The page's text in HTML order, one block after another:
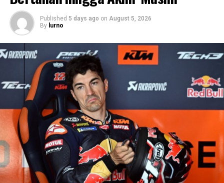
stylish, ringan, dan cerdas untuk kebutuhan mobilitas
harian.
MEDIA OTOMOTIF INDONESIA
TROMOX M05
UP NEXT
Reli Dakar 2026 Etape 2: Daniel Sanders Tegaskan
Dominasi KTM
DON'T MISS
Ducati Panigale V4 Marc Marquez Edition, Superbike
Jalan Raya Rasa MotoGP dengan Harga Fantastis
Published 5 days ago on August 5, 2026
By lurno